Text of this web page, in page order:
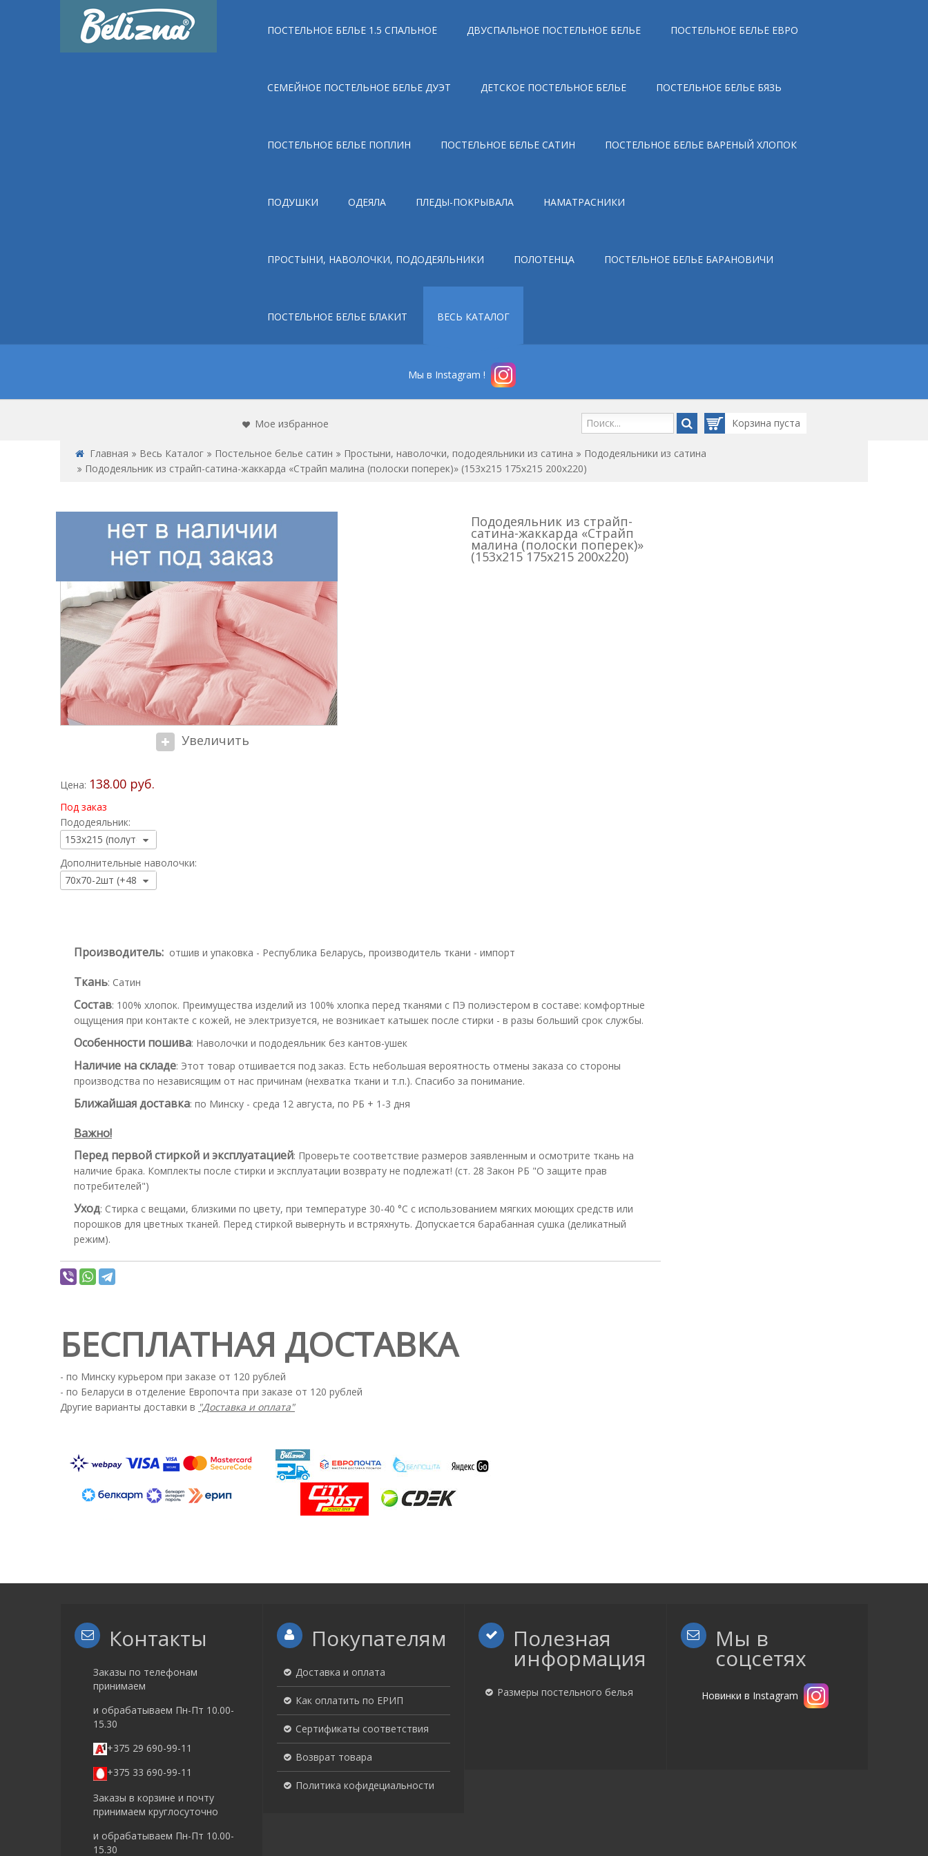
ПОСТЕЛЬНОЕ БЕЛЬЕ 1.5 СПАЛЬНОЕ ДВУСПАЛЬНОЕ ПОСТЕЛЬНОЕ БЕЛЬЕ ПОСТЕЛЬНОЕ БЕЛЬЕ ЕВРО
СЕМЕЙНОЕ ПОСТЕЛЬНОЕ БЕЛЬЕ ДУЭТ ДЕТСКОЕ ПОСТЕЛЬНОЕ БЕЛЬЕ ПОСТЕЛЬНОЕ БЕЛЬЕ БЯЗЬ
ПОСТЕЛЬНОЕ БЕЛЬЕ ПОПЛИН ПОСТЕЛЬНОЕ БЕЛЬЕ САТИН ПОСТЕЛЬНОЕ БЕЛЬЕ ВАРЕНЫЙ ХЛОПОК
ПОДУШКИ ОДЕЯЛА ПЛЕДЫ-ПОКРЫВАЛА НАМАТРАСНИКИ
ПРОСТЫНИ, НАВОЛОЧКИ, ПОДОДЕЯЛЬНИКИ ПОЛОТЕНЦА ПОСТЕЛЬНОЕ БЕЛЬЕ БАРАНОВИЧИ
ПОСТЕЛЬНОЕ БЕЛЬЕ БЛАКИТ ВЕСЬ КАТАЛОГ
Мы в Instagram !
Мое избранное Корзинапуста
Главная Весь Каталог Постельное белье сатин Простыни, наволочки, пододеяльники из сатина
Пододеяльники из сатина
Пододеяльник из страйп-сатина-жаккарда «Страйп малина (полоски поперек)» (153х215 175х215 200х220)
Увеличить
Пододеяльник из страйп-
сатина-жаккарда «Страйп
малина (полоски поперек)»
(153х215 175х215 200х220)
Цена: 138.00 руб.
Под заказ
Пододеяльник:
Дополнительные наволочки:
Производитель: отшив и упаковка - Республика Беларусь, производитель ткани - импорт
Ткань: Сатин
Состав: 100% хлопок. Преимущества изделий из 100% хлопка перед тканями с ПЭ полиэстером в составе: комфортные
ощущения при контакте с кожей, не электризуется, не возникает катышек после стирки - в разы больший срок службы.
Особенности пошива: Наволочки и пододеяльник без кантов-ушек
Наличие на складе: Этот товар отшивается под заказ. Есть небольшая вероятность отмены заказа со стороны
производства по независящим от нас причинам (нехватка ткани и т.п.). Спасибо за понимание.
Ближайшая доставка: по Минску - среда 12 августа, по РБ + 1-3 дня
Важно!
Перед первой стиркой и эксплуатацией: Проверьте соответствие размеров заявленным и осмотрите ткань на
наличие брака. Комплекты после стирки и эксплуатации возврату не подлежат! (ст. 28 Закон РБ "О защите прав
потребителей")
Уход: Стирка с вещами, близкими по цвету, при температуре 30-40 °С с использованием мягких моющих средств или
порошков для цветных тканей. Перед стиркой вывернуть и встряхнуть. Допускается барабанная сушка (деликатный
режим).
БЕСПЛАТНАЯ ДОСТАВКА
- по Минску курьером при заказе от 120 рублей
- по Беларуси в отделение Европочта при заказе от 120 рублей
Другие варианты доставки в "Доставка и оплата"
Контакты
Заказы по телефонам
принимаем
и обрабатываем Пн-Пт 10.00-
15.30
+375 29 690-99-11
+375 33 690-99-11
Заказы в корзине и почту
принимаем круглосуточно
и обрабатываем Пн-Пт 10.00-
15.30
Покупателям
Доставка и оплата
Как оплатить по ЕРИП
Сертификаты соответствия
Возврат товара
Политика кофидециальности
Полезная
информация
Размеры постельного белья
Мы в
соцсетях
Новинки в Instagram